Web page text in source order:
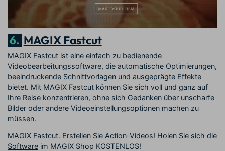
6. MAGIX Fastcut
MAGIX Fastcut ist eine einfach zu bedienende
Videobearbeitungssoftware, die automatische Optimierungen,
beeindruckende Schnittvorlagen und ausgeprägte Effekte
bietet. Mit MAGIX Fastcut können Sie sich voll und ganz auf
Ihre Reise konzentrieren, ohne sich Gedanken über unscharfe
Bilder oder andere Videoeinstellungsoptionen machen zu
müssen.
MAGIX Fastcut. Erstellen Sie Action-Videos! Holen Sie sich die
Software im MAGIX Shop KOSTENLOS!